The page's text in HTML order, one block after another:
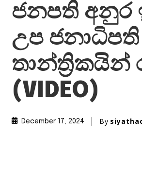
ජනපති අනුර
උප ජනාධිපති
තාන්ත්‍රිකයින්
(VIDEO)
December 17, 2024 By